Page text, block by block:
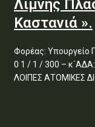
Λίμνης
Καστανιά ».
Φορέας: Υπουργείο
0 1 / 1 / 300 –
ΛΟΙΠΕΣ ΑΤΟΜΙΚΕΣ